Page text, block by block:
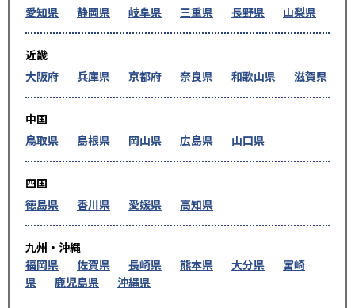
愛知県
静岡県 岐阜県 三重県 長野県 山梨県
近畿
大阪府
兵庫県 京都府 奈良県 和歌山県 滋賀県
中国
鳥取県
島根県 岡山県 広島県 山口県
四国
徳島県
香川県 愛媛県 高知県
九州・沖縄
福岡県
佐賀県 長崎県 熊本県 大分県
宮崎
県
鹿児島県 沖縄県